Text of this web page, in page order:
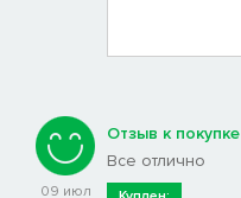
09 июл
Отзыв к покупке
Все отлично